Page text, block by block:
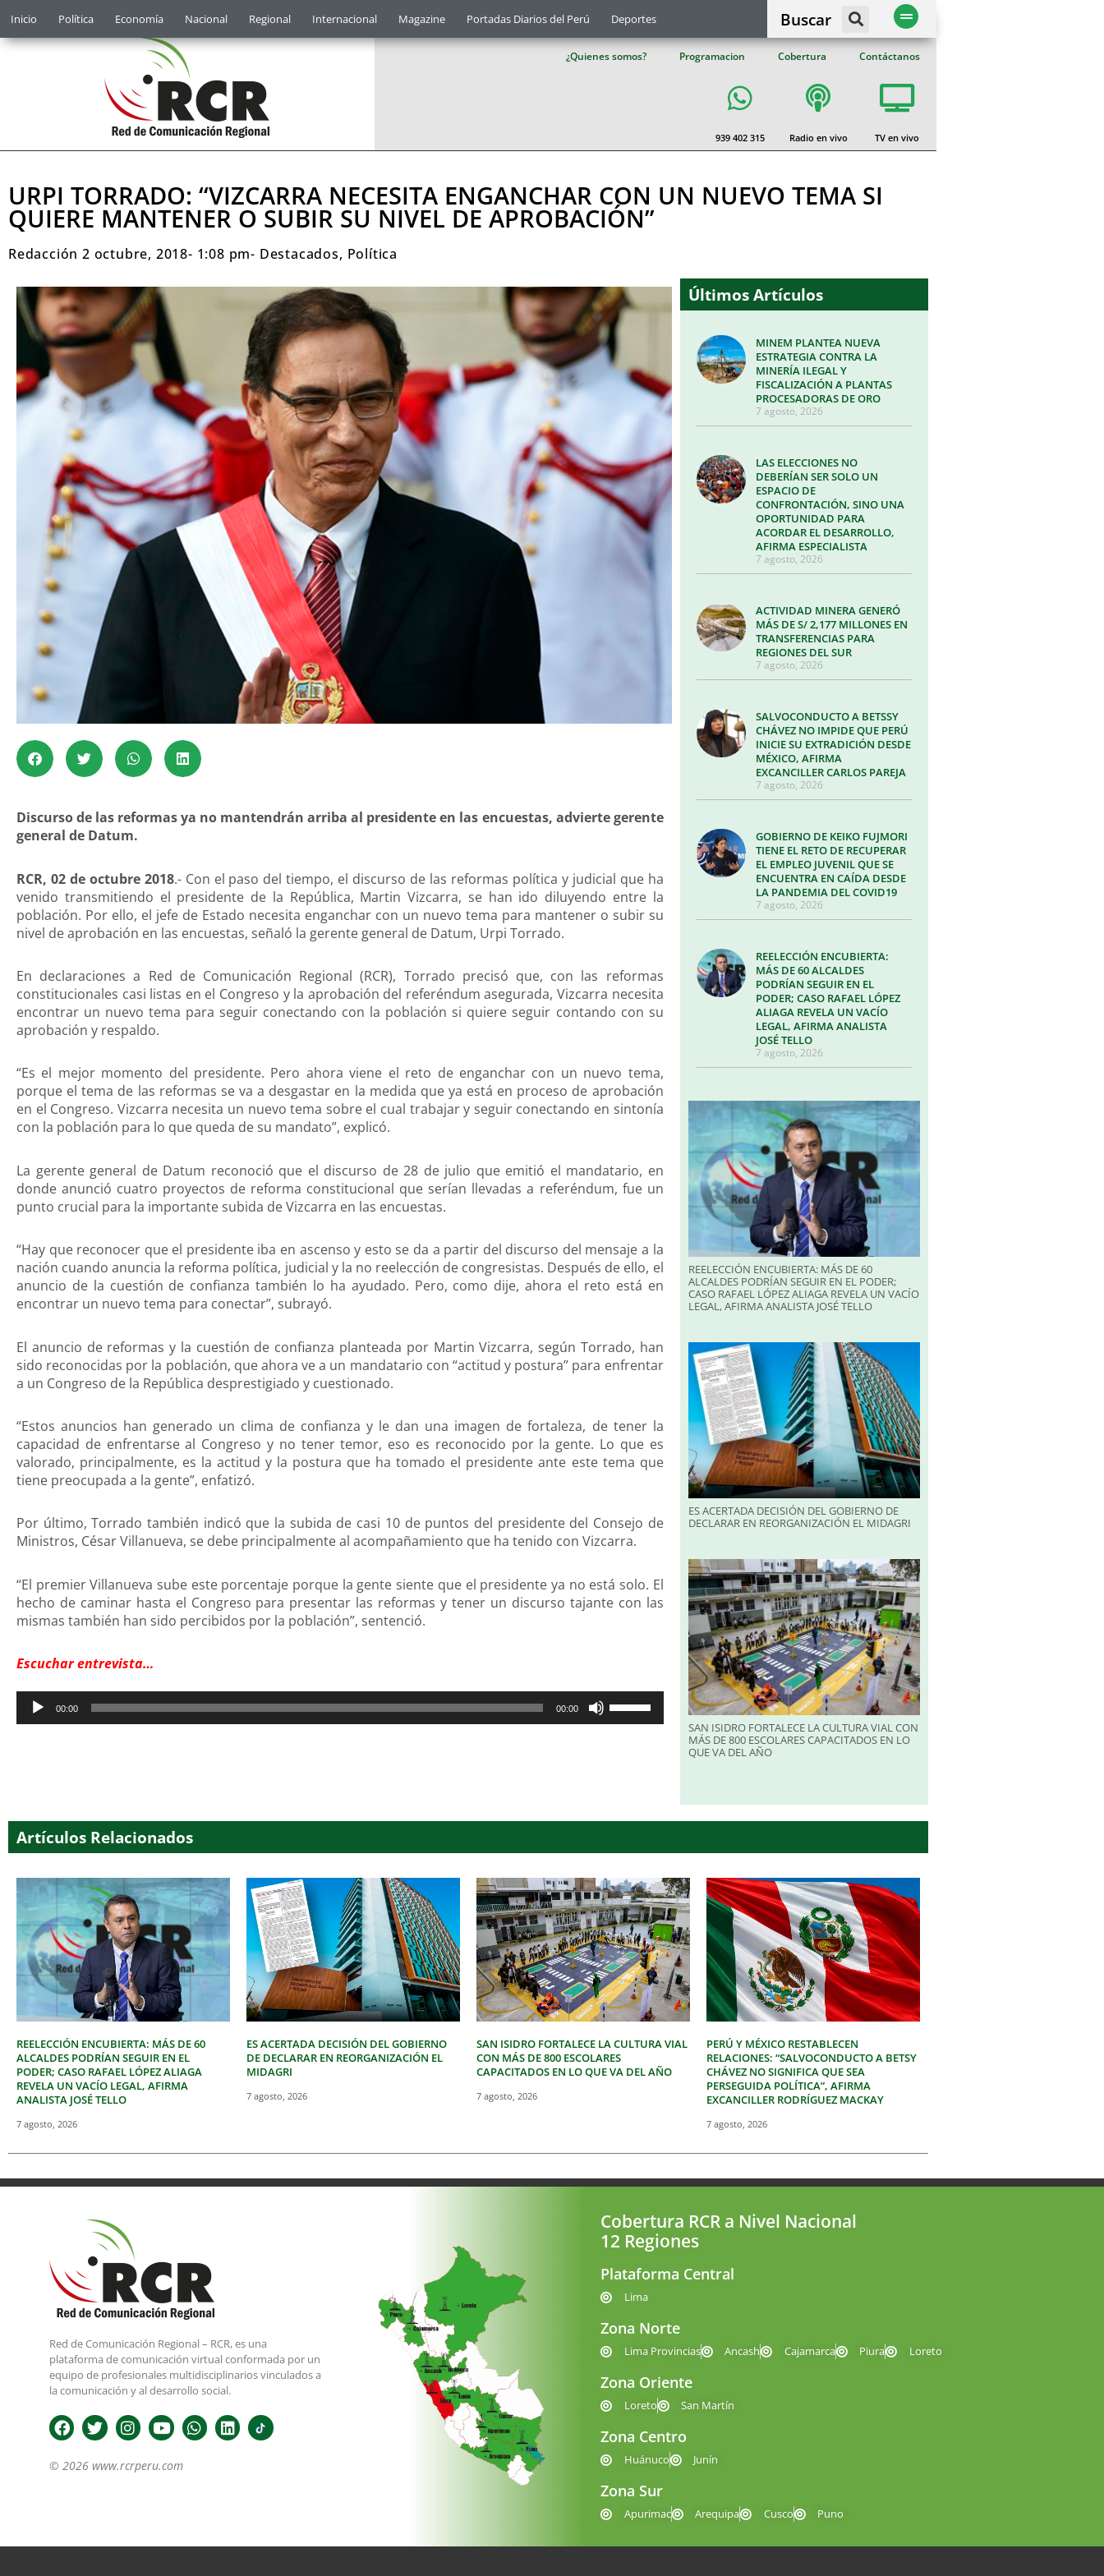
Inicio Política Economía Nacional Regional Internacional Magazine Portadas Diarios del Perú Deportes Buscar
¿Quienes somos? Programacion Cobertura Contáctanos
939 402 315 Radio en vivo TV en vivo
URPI TORRADO: “VIZCARRA NECESITA ENGANCHAR CON UN NUEVO TEMA SI
QUIERE MANTENER O SUBIR SU NIVEL DE APROBACIÓN”
Redacción 2 octubre, 2018- 1:08 pm- Destacados, Política
Discurso de las reformas ya no mantendrán arriba al presidente en las encuestas, advierte gerente
general de Datum.
RCR, 02 de octubre 2018.- Con el paso del tiempo, el discurso de las reformas política y judicial que ha
venido transmitiendo el presidente de la República, Martin Vizcarra, se han ido diluyendo entre la
población. Por ello, el jefe de Estado necesita enganchar con un nuevo tema para mantener o subir su
nivel de aprobación en las encuestas, señaló la gerente general de Datum, Urpi Torrado.
En declaraciones a Red de Comunicación Regional (RCR), Torrado precisó que, con las reformas
constitucionales casi listas en el Congreso y la aprobación del referéndum asegurada, Vizcarra necesita
encontrar un nuevo tema para seguir conectando con la población si quiere seguir contando con su
aprobación y respaldo.
“Es el mejor momento del presidente. Pero ahora viene el reto de enganchar con un nuevo tema,
porque el tema de las reformas se va a desgastar en la medida que ya está en proceso de aprobación
en el Congreso. Vizcarra necesita un nuevo tema sobre el cual trabajar y seguir conectando en sintonía
con la población para lo que queda de su mandato”, explicó.
La gerente general de Datum reconoció que el discurso de 28 de julio que emitió el mandatario, en
donde anunció cuatro proyectos de reforma constitucional que serían llevadas a referéndum, fue un
punto crucial para la importante subida de Vizcarra en las encuestas.
“Hay que reconocer que el presidente iba en ascenso y esto se da a partir del discurso del mensaje a la
nación cuando anuncia la reforma política, judicial y la no reelección de congresistas. Después de ello, el
anuncio de la cuestión de confianza también lo ha ayudado. Pero, como dije, ahora el reto está en
encontrar un nuevo tema para conectar”, subrayó.
El anuncio de reformas y la cuestión de confianza planteada por Martin Vizcarra, según Torrado, han
sido reconocidas por la población, que ahora ve a un mandatario con “actitud y postura” para enfrentar
a un Congreso de la República desprestigiado y cuestionado.
“Estos anuncios han generado un clima de confianza y le dan una imagen de fortaleza, de tener la
capacidad de enfrentarse al Congreso y no tener temor, eso es reconocido por la gente. Lo que es
valorado, principalmente, es la actitud y la postura que ha tomado el presidente ante este tema que
tiene preocupada a la gente”, enfatizó.
Por último, Torrado también indicó que la subida de casi 10 de puntos del presidente del Consejo de
Ministros, César Villanueva, se debe principalmente al acompañamiento que ha tenido con Vizcarra.
“El premier Villanueva sube este porcentaje porque la gente siente que el presidente ya no está solo. El
hecho de caminar hasta el Congreso para presentar las reformas y tener un discurso tajante con las
mismas también han sido percibidos por la población”, sentenció.
Escuchar entrevista…
Reproductor
00:00 00:00
aumentar
el
volumen.
Últimos Artículos
MINEM PLANTEA NUEVA
ESTRATEGIA CONTRA LA
MINERÍA ILEGAL Y
FISCALIZACIÓN A PLANTAS
PROCESADORAS DE ORO
7 agosto, 2026
LAS ELECCIONES NO
DEBERÍAN SER SOLO UN
ESPACIO DE
CONFRONTACIÓN, SINO UNA
OPORTUNIDAD PARA
ACORDAR EL DESARROLLO,
AFIRMA ESPECIALISTA
7 agosto, 2026
ACTIVIDAD MINERA GENERÓ
MÁS DE S/ 2,177 MILLONES EN
TRANSFERENCIAS PARA
REGIONES DEL SUR
7 agosto, 2026
SALVOCONDUCTO A BETSSY
CHÁVEZ NO IMPIDE QUE PERÚ
INICIE SU EXTRADICIÓN DESDE
MÉXICO, AFIRMA
EXCANCILLER CARLOS PAREJA
7 agosto, 2026
GOBIERNO DE KEIKO FUJMORI
TIENE EL RETO DE RECUPERAR
EL EMPLEO JUVENIL QUE SE
ENCUENTRA EN CAÍDA DESDE
LA PANDEMIA DEL COVID19
7 agosto, 2026
REELECCIÓN ENCUBIERTA:
MÁS DE 60 ALCALDES
PODRÍAN SEGUIR EN EL
PODER; CASO RAFAEL LÓPEZ
ALIAGA REVELA UN VACÍO
LEGAL, AFIRMA ANALISTA
JOSÉ TELLO
7 agosto, 2026
REELECCIÓN ENCUBIERTA: MÁS DE 60
ALCALDES PODRÍAN SEGUIR EN EL PODER;
CASO RAFAEL LÓPEZ ALIAGA REVELA UN VACÍO
LEGAL, AFIRMA ANALISTA JOSÉ TELLO
ES ACERTADA DECISIÓN DEL GOBIERNO DE
DECLARAR EN REORGANIZACIÓN EL MIDAGRI
SAN ISIDRO FORTALECE LA CULTURA VIAL CON
MÁS DE 800 ESCOLARES CAPACITADOS EN LO
QUE VA DEL AÑO
Artículos Relacionados
REELECCIÓN ENCUBIERTA: MÁS DE 60
ALCALDES PODRÍAN SEGUIR EN EL
PODER; CASO RAFAEL LÓPEZ ALIAGA
REVELA UN VACÍO LEGAL, AFIRMA
ANALISTA JOSÉ TELLO
7 agosto, 2026
ES ACERTADA DECISIÓN DEL GOBIERNO
DE DECLARAR EN REORGANIZACIÓN EL
MIDAGRI
7 agosto, 2026
SAN ISIDRO FORTALECE LA CULTURA VIAL
CON MÁS DE 800 ESCOLARES
CAPACITADOS EN LO QUE VA DEL AÑO
7 agosto, 2026
PERÚ Y MÉXICO RESTABLECEN
RELACIONES: “SALVOCONDUCTO A BETSY
CHÁVEZ NO SIGNIFICA QUE SEA
PERSEGUIDA POLÍTICA”, AFIRMA
EXCANCILLER RODRÍGUEZ MACKAY
7 agosto, 2026
Red de Comunicación Regional – RCR, es una
plataforma de comunicación virtual conformada por un
equipo de profesionales multidisciplinarios vinculados a
la comunicación y al desarrollo social.
© 2026 www.rcrperu.com
Cobertura RCR a Nivel Nacional
12 Regiones
Plataforma Central
Lima
Zona Norte
Lima Provincias Ancash Cajamarca Piura Loreto
Zona Oriente
Loreto San Martín
Zona Centro
Huánuco Junín
Zona Sur
Apurimac Arequipa Cusco Puno